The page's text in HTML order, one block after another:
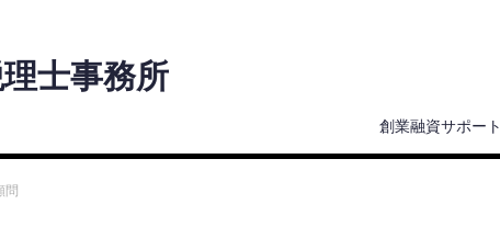
士事務所
創業融資サポート
問